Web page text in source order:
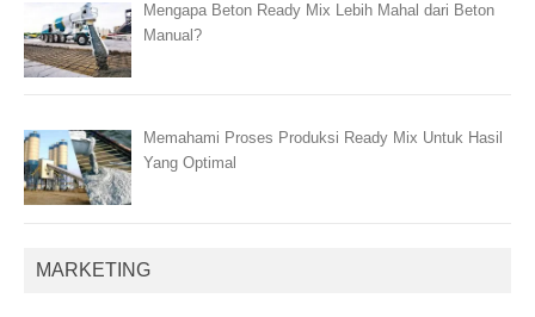
Mengapa Beton Ready Mix Lebih Mahal dari Beton
Manual?
Memahami Proses Produksi Ready Mix Untuk Hasil
Yang Optimal
MARKETING